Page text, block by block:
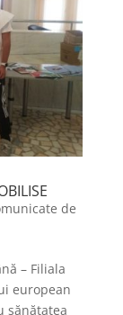
de
– Filiala
european
sănătatea